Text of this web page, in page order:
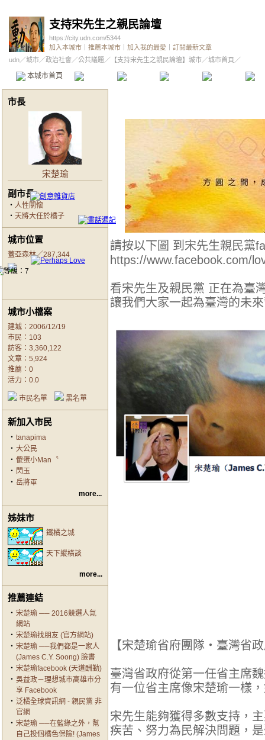
支持宋先生之親民論壇
https://city.udn.com/5344
加入本城市
推薦本城市 加入我的最愛
訂閱最新文章
udn／城市／政治社會 ／公共議題 ／ 【支持宋先生之親民論壇】城市／城市首頁／
本城市首頁 精華區 投票區 影像館
市長
宋楚瑜
副市長
‧ 人性關懷
‧ 天將大任於橘子
城市位置
蓋亞森林／287,344
城市小檔案
建城：2006/12/19
市民：103
訪客：3,360,122
文章：5,924
推薦： 0
活力：0.0
市民名單 黑名單
新加入市民
‧ tanapima
‧ 大公民
‧ 傻蛋小Man〝
‧ 閃玉
‧ 岳將軍
more...
姊妹市
鐵橘之城
天下縱橫談
more...
推薦連結
‧ 宋楚瑜 ── 2016競選人氣
網站
‧ 宋楚瑜找朋友 (官方網站)
‧ 宋楚瑜 ──我們都是一家人
(James C.Y. Soong) 臉書
‧ 宋楚瑜facebook (天道酬勤)
‧ 吳益政－理想城市高雄市分
享 Facebook
‧ 泛橘全球資訊網 - 親民黨 非
官網
‧ 宋楚瑜 ──在藍綠之外，幫
自己投個橘色保險! (James
請按以下圖 到宋先生親民黨
https://www.facebook.com/
看宋先生及親民黨 正在為臺
讓我們大家一起為臺灣的未
【宋楚瑜省府團隊‧臺灣省
臺灣省政府從第一任省主席
有一位省主席像宋楚瑜一樣
宋先生能夠獲得多數支持，
疾苦、努力為民解決問題，